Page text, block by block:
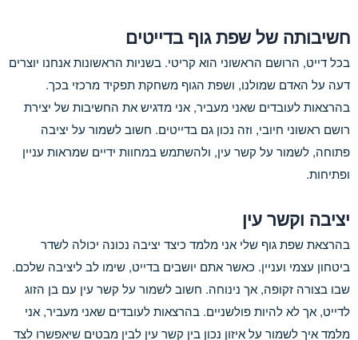
חשיבותה של שפת גוף בדייטים
בכל דייט, הרושם הראשוני הוא קריטי. בשניות הראשונות אנחנו יוצרים
דעה על האדם שמולנו, ושפת הגוף משחקת תפקיד מרכזי בכך.
בהרצאות לעובדים שאני מעביר, אני מדגיש את החשיבות של יצירת
רושם ראשוני חיובי, וזה נכון גם בדייטים. חשוב לשמור על יציבה
פתוחה, לשמור על קשר עין, ולהשתמש במחוות ידיים שמראות עניין
ופתיחות.
יציבה וקשר עין
בהרצאת שפת גוף שלי אני מלמד כיצד יציבה נכונה יכולה לשדר
ביטחון עצמי ועניין. כאשר אתם יושבים בדייט, שימו לב ליציבה שלכם.
שבו בצורה זקופה, אך נינוחה. חשוב לשמור על קשר עין עם בן הזוג
לדייט, אך לא להיות פולשניים. בהרצאות לעובדים שאני מעביר, אני
מלמד איך לשמור על איזון נכון בין קשר עין לבין מבטים שיאפשרו לצד